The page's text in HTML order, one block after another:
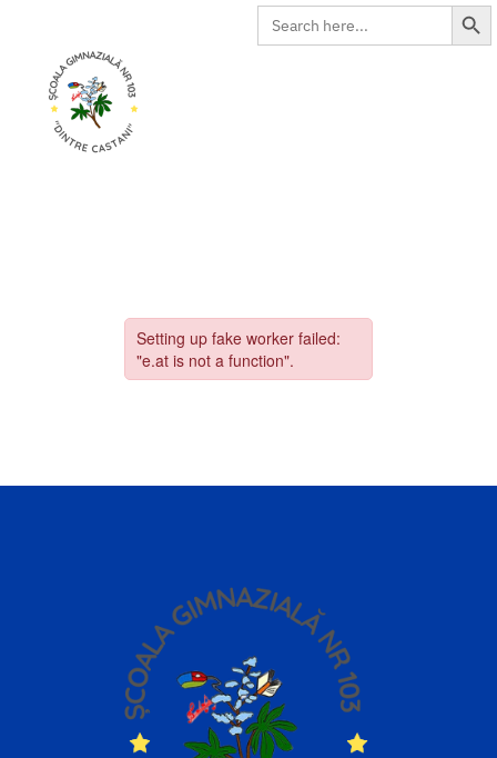
Search
Search Button